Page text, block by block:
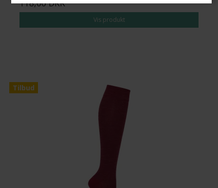
118,00 DKK
Vis produkt
Tilbud